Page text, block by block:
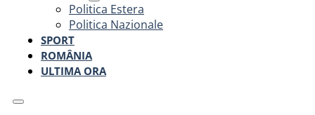
Politica Estera
Politica Nazionale
SPORT
ROMÂNIA
ULTIMA ORA